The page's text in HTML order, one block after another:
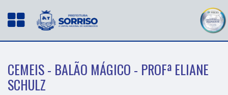
CEMEIS - BALÃO MÁGICO - PROFª ELIANE
SCHULZ